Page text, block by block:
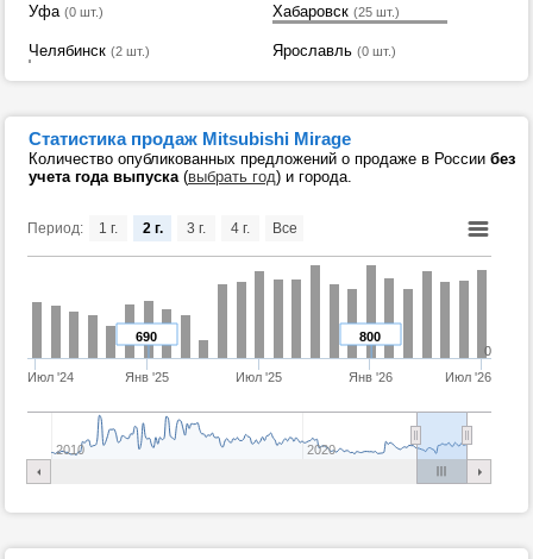
Уфа (0 шт.) Хабаровск (25 шт.)
Челябинск (2 шт.) Ярославль (0 шт.)
Статистика продаж Mitsubishi Mirage
Количество опубликованных предложений о продаже в России без
учета года выпуска(выбрать год) и города.
Период:
800
690
Июл '24 Янв '25 Июл '25 Янв '26 Июл '26
2010 2020
0
1 г. 2 г. 3 г. 4 г. Все